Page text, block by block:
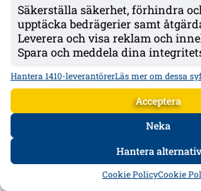
Säkerställa säkerhet, förhindra
upptäcka bedrägerier samt
Leverera och visa reklam och
Spara och meddela dina
Hantera 1410-leverantörerLäs mer om dessa
Acceptera
Neka
Hantera alternativ
Cookie PolicyCookie
stället förespråkar han en helt ny arena i
DATA